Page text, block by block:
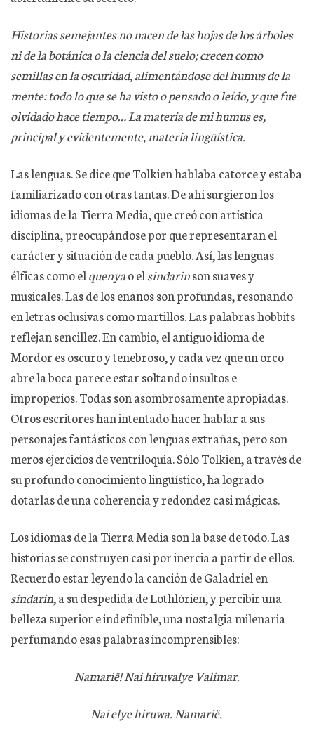
Historias semejantes no nacen de las hojas de los árboles
ni de la botánica o la ciencia del suelo; crecen como
semillas en la oscuridad, alimentándose del humus de la
mente: todo lo que se ha visto o pensado o leído, y que fue
olvidado hace tiempo… La materia de mi humus es,
principal y evidentemente, materia lingüística.
Las lenguas. Se dice que Tolkien hablaba catorce y estaba
familiarizado con otras tantas. De ahí surgieron los
idiomas de la Tierra Media, que creó con artística
disciplina, preocupándose por que representaran el
carácter y situación de cada pueblo. Así, las lenguas
élficas como el quenyao el sindarinson suaves y
musicales. Las de los enanos son profundas, resonando
en letras oclusivas como martillos. Las palabras hobbits
reflejan sencillez. En cambio, el antiguo idioma de
Mordor es oscuro y tenebroso, y cada vez que un orco
abre la boca parece estar soltando insultos e
improperios. Todas son asombrosamente apropiadas.
Otros escritores han intentado hacer hablar a sus
personajes fantásticos con lenguas extrañas, pero son
meros ejercicios de ventriloquia. Sólo Tolkien, a través de
su profundo conocimiento lingüístico, ha logrado
dotarlas de una coherencia y redondez casi mágicas.
Los idiomas de la Tierra Media son la base de todo. Las
historias se construyen casi por inercia a partir de ellos.
Recuerdo estar leyendo la canción de Galadriel en
sindarin, a su despedida de Lothlórien, y percibir una
belleza superior e indefinible, una nostalgia milenaria
perfumando esas palabras incomprensibles:
Namarië! Nai hiruvalye Valimar.
Nai elye hiruwa. Namarië.